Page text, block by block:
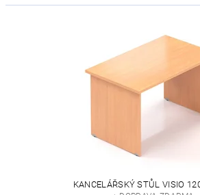
KANCELÁŘSKÝ STŮL VISIO